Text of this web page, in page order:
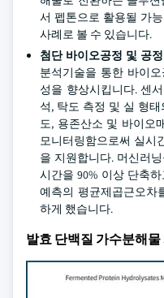
서 펩톤으로 활용될 가
사례로 볼 수 있습니다.
첨단 바이오공정 및 공
분석기술을 통한 바이
성을 향상시킵니다. 센
석, 탁도 측정 및 실 형
도, 용존산소 및 바이오
모니터링함으로써 실시
을 지원합니다. 머신러
시간을 90% 이상 단축
예측의 평균제곱근오차
하게 했습니다.
발효 단백질 가수분해물